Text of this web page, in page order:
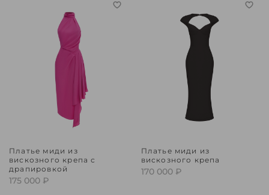
Платье миди из
вискозного крепа с
драпировкой
175 000 ₽
Платье миди из
вискозного крепа
170 000 ₽